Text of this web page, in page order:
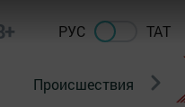
РУС ТАТ
Происшествия